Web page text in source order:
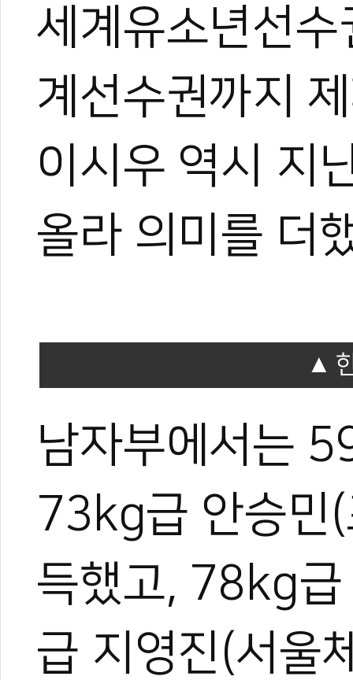
세계유소년선
계선수권까지
이시우 역시 지
올라 의미를 더
남자부에서는
73kg급 안승민
득했고, 78kg
급 지영진(서울
#WORLDTAEKWONDO #WT #이란 #청소년대표팀